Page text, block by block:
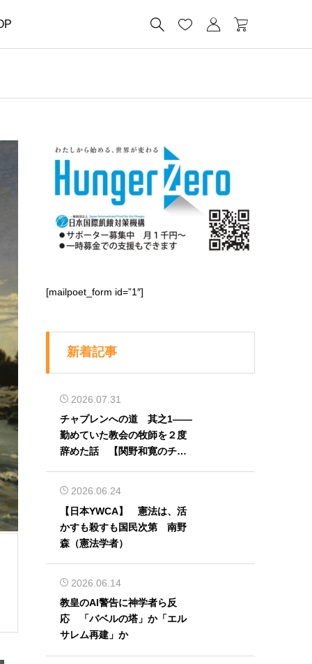
   
[mailpoet_form id=”1″]
新着記事
2026.07.31
チャプレンへの道 其之1――
勤めていた教会の牧師を２度
辞めた話 【関野和寛のチャ
2026.06.24
【日本YWCA】 憲法は、活
かすも殺すも国民次第 南野
森（憲法学者）
2026.06.14
教皇のAI警告に神学者ら反
応 「バベルの塔」か「エル
サレム再建」か